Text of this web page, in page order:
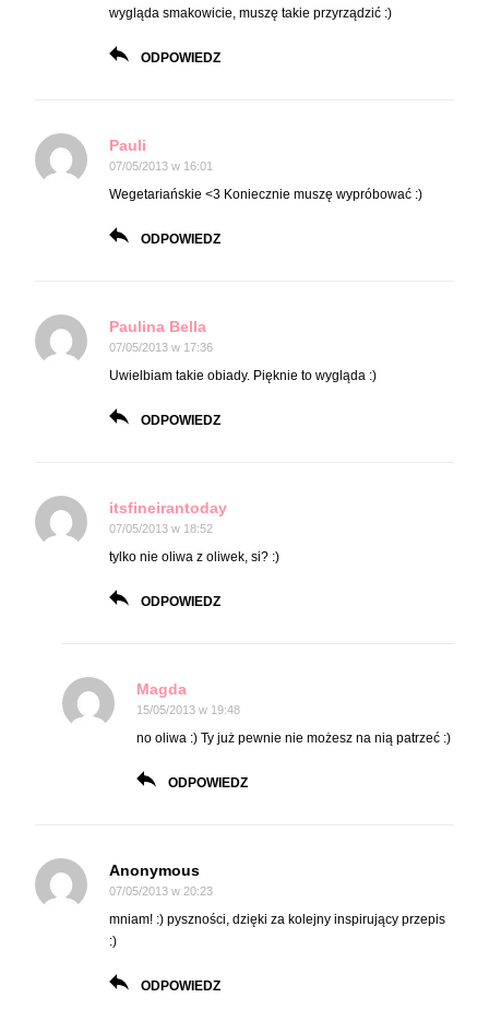
wygląda smakowicie, muszę takie przyrządzić :)
ODPOWIEDZ
Pauli
07/05/2013 w 16:01
Wegetariańskie <3 Koniecznie muszę wypróbować :)
ODPOWIEDZ
Paulina Bella
07/05/2013 w 17:36
Uwielbiam takie obiady. Pięknie to wygląda :)
ODPOWIEDZ
itsfineirantoday
07/05/2013 w 18:52
tylko nie oliwa z oliwek, si? :)
ODPOWIEDZ
Magda
15/05/2013 w 19:48
no oliwa :) Ty już pewnie nie możesz na nią patrzeć :)
ODPOWIEDZ
Anonymous
07/05/2013 w 20:23
mniam! :) pyszności, dzięki za kolejny inspirujący przepis
:)
ODPOWIEDZ